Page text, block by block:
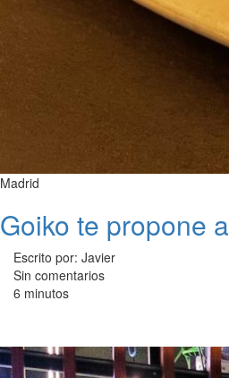
Madrid
Goiko te propone
Escrito por: Javier
Sin comentarios
6 minutos